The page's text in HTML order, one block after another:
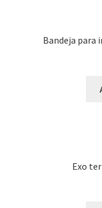
Bandeja para
Exo